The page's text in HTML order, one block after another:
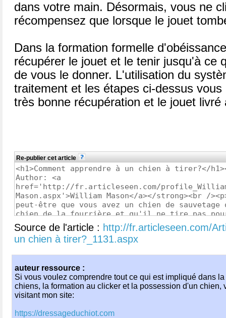
dans votre main. Désormais, vous ne
récompensez que lorsque le jouet
Dans la formation formelle
récupérer le jouet et le tenir jusqu'à ce
de vous le donner. L'utilisation du
traitement et les étapes ci-dessus
très bonne récupération et le jouet livré
Re-publier cet article
Source de l'article : http://fr.articleseen.com/
un chien à tirer?_1131.aspx
auteur ressource :
Si vous voulez comprendre tout ce qui est impliqué dans
chiens, la formation au clicker et la possession d'un chien,
visitant mon site:
https://dressageduchiot.com